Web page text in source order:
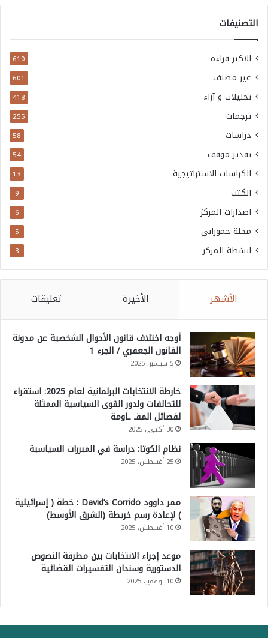
التصنيفات
الاكثر قراءة 610
غير مصنف 601
تحليلات و آراء 418
ترجمات 255
دراسات 58
تقدير موقف 54
الكراسات الاستراتيجية 13
الكتب 9
اصدارات المركز 6
مجلة حمورابي 5
انشطة المركز 3
الأشهر الأخيرة تعليقات
أوجه اختلاف قانون الأحوال الشخصية عن مدونة
القانون الجعفري / الجزء 1
5 سبتمبر، 2025
خارطة الانتخابات البرلمانية لعام 2025: استقراء
للتحالفات ولدور القوى السياسية الممثلة
لفصائل المقـ ـاومة
30 أكتوبر، 2025
نظام الكوتا: دراسة في المبررات السياسية
25 أغسطس، 2025
ممر داوود David’s Corrido : خطة ( إسرائيلية
) لإعادة رسم خريطة (الشرق الأوسط)
10 أغسطس، 2025
موعد إجراء الانتخابات بين مطرقة النصوص
الدستورية وسندان التفسيرات القضائية
10 نوفمبر، 2025